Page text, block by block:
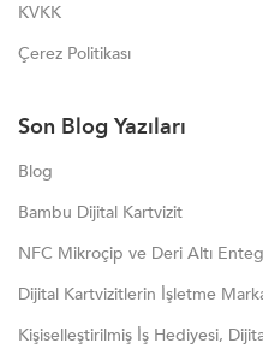
KVKK
Çerez Politikası
Son Blog Yazıları
Blog
Bambu Dijital Kartvizit
NFC Mikroçip ve Deri Altı
Dijital Kartvizitlerin İşletme
Kişiselleştirilmiş İş Hediyesi,